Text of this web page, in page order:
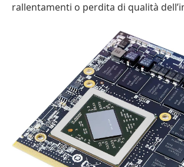
rallentamenti o perdita di qualità